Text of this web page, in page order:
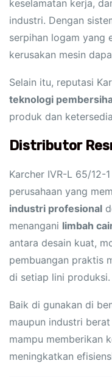
keselamatan kerja,
industri. Dengan
serpihan logam yang
kerusakan mesin
Selain itu, reputasi
teknologi
produk dan
Distributor
Karcher IVR-L 65/12-
perusahaan yang
industri profesional
menangani limbah
antara desain kuat,
pembuangan praktis
di setiap lini produksi.
Baik di gunakan di
maupun industri
mampu memberikan
meningkatkan